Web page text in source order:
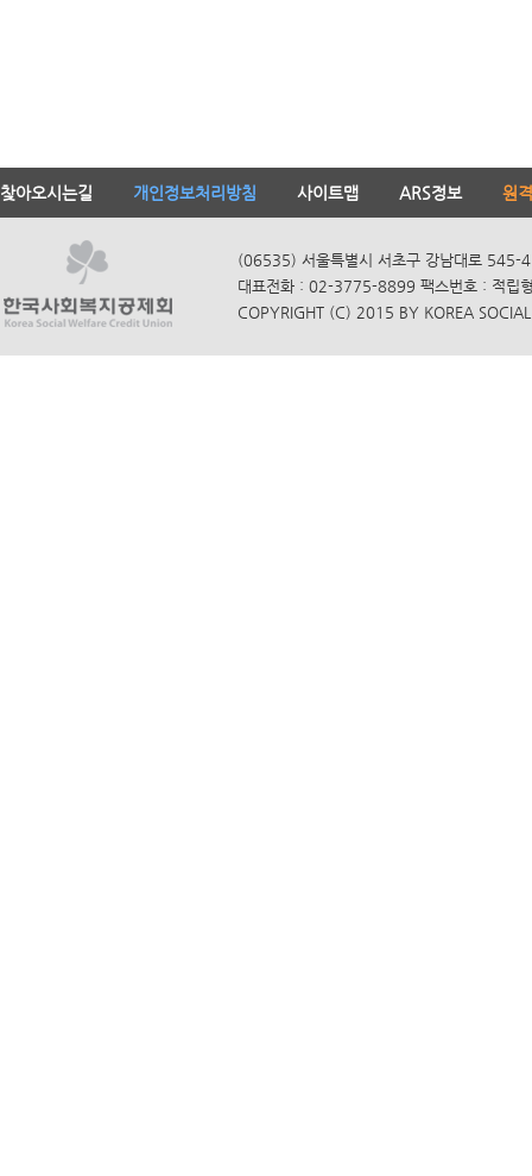
찾아오시는길 개인정보처리방침 사이트맵 ARS정보 원
(06535) 서울특별시 서초구 강남대로 545-
대표전화 : 02-3775-8899 팩스번호 : 적립
COPYRIGHT (C) 2015 BY KOREA SOCIAL